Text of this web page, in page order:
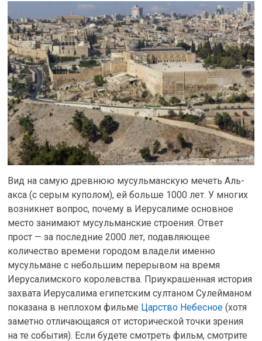
Вид на самую древнюю мусульманскую мечеть Аль-
акса (с серым куполом), ей больше 1000 лет. У многих
возникнет вопрос, почему в Иерусалиме основное
место занимают мусульманские строения. Ответ
прост — за последние 2000 лет, подавляющее
количество времени городом владели именно
мусульмане с небольшим перерывом на время
Иерусалимского королевства. Приукрашенная история
захвата Иерусалима египетским султаном Сулейманом
показана в неплохом фильме Царство Небесное (хотя
заметно отличающаяся от исторической точки зрения
на те события). Если будете смотреть фильм, смотрите